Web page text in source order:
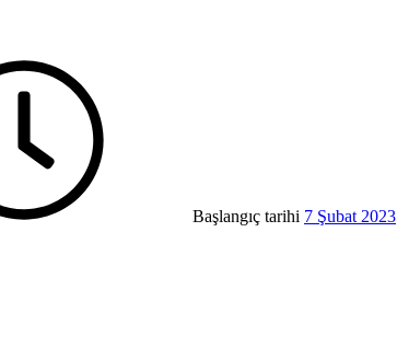
Başlangıç tarihi 7 Şubat 2023